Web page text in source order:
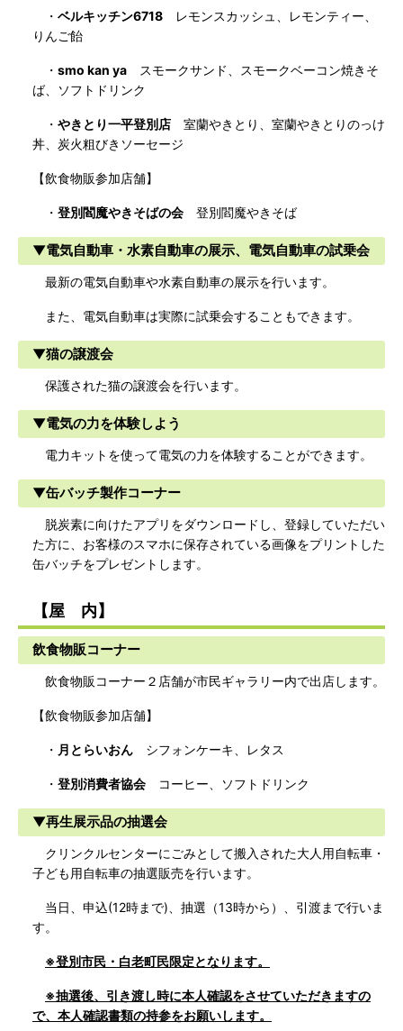
・ ベルキッチン6718
レモンスカッシュ、レモンティー、
りんご飴
・ smo kan ya
スモークサンド、スモークベーコン焼きそ
ば、ソフトドリンク
・ やきとり一平登別店 室蘭やきとり、室蘭やきとりのっけ
丼、炭火粗びきソーセージ
【飲食物販参加店舗】
・ 登別閻魔やきそばの会 登別閻魔やきそば
▼電気自動車・水素自動車の展示、電気自動車の試乗会
最新の電気自動車や水素自動車の展示を行います。
また、電気自動車は実際に試乗会することもできます。
▼猫の譲渡会
保護された猫の譲渡会を行います。
▼電気の力を体験しよう
電力キットを使って電気の力を体験することができます。
▼缶バッチ製作コーナー
脱炭素に向けたアプリをダウンロードし、登録していただい
た方に、お客様のスマホに保存されている画像をプリントした
缶バッチをプレゼントします。
【屋 内】
飲食物販コーナー
飲食物販コーナー２店舗が市民ギャラリー内で出店します。
【飲食物販参加店舗】
・ 月とらいおん シフォンケーキ、レタス
・ 登別消費者協会 コーヒー、ソフトドリンク
▼再生展示品の抽選会
クリンクルセンターにごみとして搬入された大人用自転車・
子ども用自転車の抽選販売を行います。
当日、申込(12時まで)、抽選（13時から）、引渡まで行いま
す。
※登別市民・白老町民限定となります。
※抽選後、引き渡し時に本人確認をさせていただきますの
で、本人確認書類の持参をお願いします。